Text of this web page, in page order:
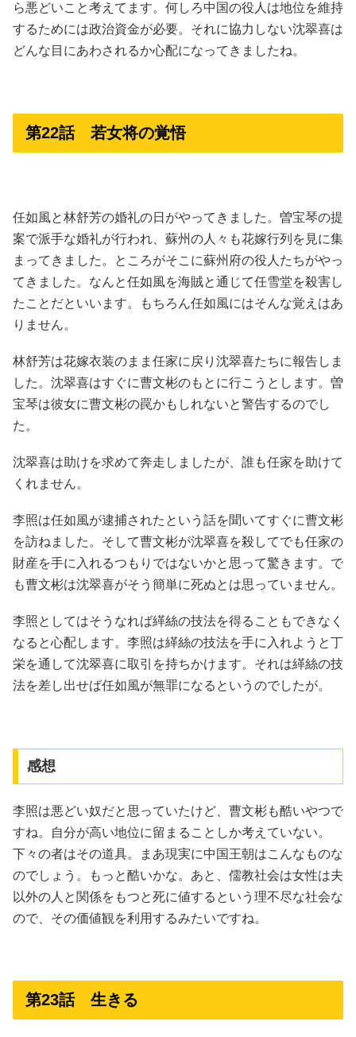
ら悪どいこと考えてます。何しろ中国の役人は地位を維持
するためには政治資金が必要。それに協力しない沈翠喜は
どんな目にあわされるか心配になってきましたね。
第22話 若女将の覚悟
任如風と林舒芳の婚礼の日がやってきました。曽宝琴の提
案で派手な婚礼が行われ、蘇州の人々も花嫁行列を見に集
まってきました。ところがそこに蘇州府の役人たちがやっ
てきました。なんと任如風を海賊と通じて任雪堂を殺害し
たことだといいます。もちろん任如風にはそんな覚えはあ
りません。
林舒芳は花嫁衣装のまま任家に戻り沈翠喜たちに報告しま
した。沈翠喜はすぐに曹文彬のもとに行こうとします。曽
宝琴は彼女に曹文彬の罠かもしれないと警告するのでし
た。
沈翠喜は助けを求めて奔走しましたが、誰も任家を助けて
くれません。
李照は任如風が逮捕されたという話を聞いてすぐに曹文彬
を訪ねました。そして曹文彬が沈翠喜を殺してでも任家の
財産を手に入れるつもりではないかと思って驚きます。で
も曹文彬は沈翠喜がそう簡単に死ぬとは思っていません。
李照としてはそうなれば緙絲の技法を得ることもできなく
なると心配します。李照は緙絲の技法を手に入れようと丁
栄を通して沈翠喜に取引を持ちかけます。それは緙絲の技
法を差し出せば任如風が無罪になるというのでしたが。
感想
李照は悪どい奴だと思っていたけど、曹文彬も酷いやつで
すね。自分が高い地位に留まることしか考えていない。
下々の者はその道具。まあ現実に中国王朝はこんなものな
のでしょう。もっと酷いかな。あと、儒教社会は女性は夫
以外の人と関係をもつと死に値するという理不尽な社会な
ので、その価値観を利用するみたいですね。
第23話 生きる